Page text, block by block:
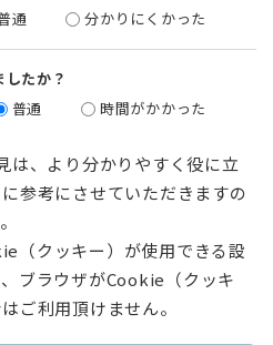
通 分かりにくかった
たか？
普通 時間がかかった
は、より分かりやすく役に立
参考にさせていただきますの
（クッキー）が使用できる設
ブラウザがCookie（クッキ
ご利用頂けません。